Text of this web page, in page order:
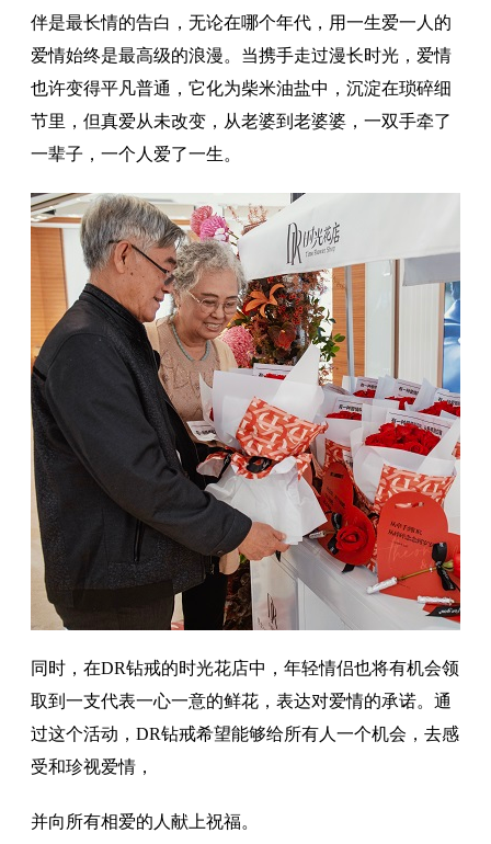
伴是最长情的告白，无论在哪个年代，用一生爱一人的
爱情始终是最高级的浪漫。当携手走过漫长时光，爱情
也许变得平凡普通，它化为柴米油盐中，沉淀在琐碎细
节里，但真爱从未改变，从老婆到老婆婆，一双手牵了
一辈子，一个人爱了一生。
同时，在DR钻戒的时光花店中，年轻情侣也将有机会领
取到一支代表一心一意的鲜花，表达对爱情的承诺。通
过这个活动，DR钻戒希望能够给所有人一个机会，去感
受和珍视爱情，
并向所有相爱的人献上祝福。